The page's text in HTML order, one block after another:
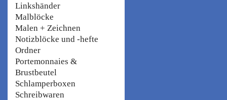
Linkshänder
Malblöcke
Malen + Zeichnen
Notizblöcke und -hefte
Ordner
Portemonnaies &
Brustbeutel
Schlamperboxen
Schreibwaren